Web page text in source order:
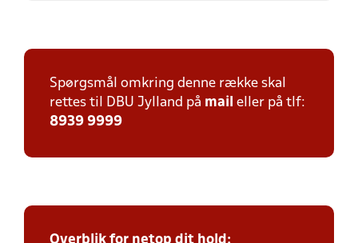
Spørgsmål omkring denne række skal
rettes til DBU Jylland på mail eller på tlf:
8939 9999
Overblik for netop dit hold: